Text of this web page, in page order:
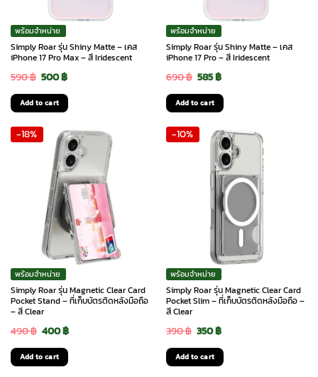
พร้อมจำหน่าย
Simply Roar รุ่น Shiny Matte – เคส
iPhone 17 Pro Max – สี Iridescent
590฿ Original
price
was:
590 ฿.
500฿Current
price
500 ฿.
Add to cart
พร้อมจำหน่าย
Simply Roar รุ่น Shiny Matte – เคส
iPhone 17 Pro – สี Iridescent
690฿ Original
price
was:
690 ฿.
585฿Current
price
is:
585 ฿.
Add to cart
-18%
พร้อมจำหน่าย
Simply Roar รุ่น Magnetic Clear Card
Pocket Stand – ที่เก็บบัตรติดหลังมือถือ
– สี Clear
490฿ Original
price
was:
400฿Current
Add to cart
-10%
พร้อมจำหน่าย
Simply Roar รุ่น Magnetic Clear Card
Pocket Slim – ที่เก็บบัตรติดหลังมือถือ –
สี Clear
390฿ Original
price
was:
350฿Current
price
is:
Add to cart